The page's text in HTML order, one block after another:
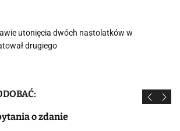
utonięcia dwóch nastolatków w
drugiego
o zdanie